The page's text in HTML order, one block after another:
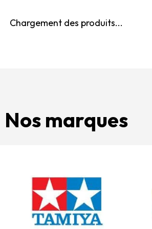
Chargement des produits...
Nos marques